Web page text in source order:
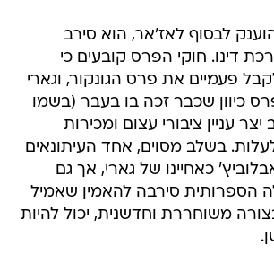
לבסוף לאז'אר, הוא סירב
דינו. חוקי הפרס קובעים כי
פעמיים את פרס הגונקור, וגארי
כיוון שכבר זכה בו בעבר (בשמו
עניין ציבורי עצום ומכירות
בשלב מסוים, אחד העיתונאים
כאחיינו של גארי, אך גם
הספרותית סירבה להאמין שאמיל
משוחררת וחדשנית, יכול להיות